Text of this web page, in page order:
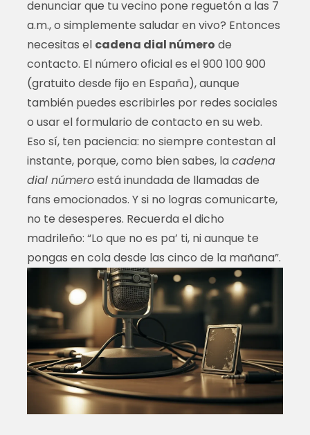
denunciar que tu vecino pone reguetón a las 7
a.m., o simplemente saludar en vivo? Entonces
necesitas el cadena dial número de
contacto. El número oficial es el 900 100 900
(gratuito desde fijo en España), aunque
también puedes escribirles por redes sociales
o usar el formulario de contacto en su web.
Eso sí, ten paciencia: no siempre contestan al
instante, porque, como bien sabes, lacadena
dial númeroestá inundada de llamadas de
fans emocionados. Y si no logras comunicarte,
no te desesperes. Recuerda el dicho
madrileño: “Lo que no es pa’ ti, ni aunque te
pongas en cola desde las cinco de la mañana”.